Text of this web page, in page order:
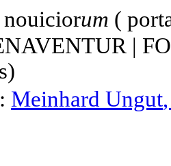
nouiciorum (
|
Meinhard Ungut